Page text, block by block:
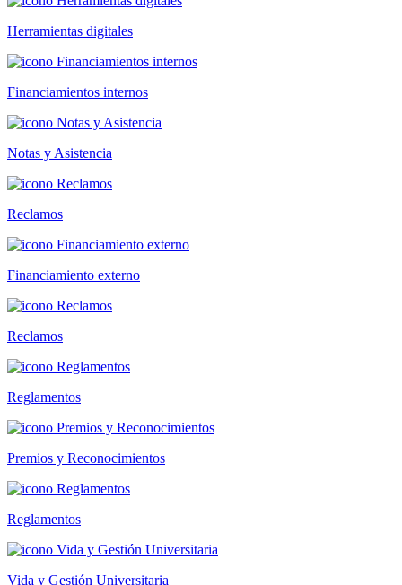
Herramientas digitales
Financiamientos internos
Notas y Asistencia
Reclamos
Financiamiento externo
Reclamos
Reglamentos
Premios y Reconocimientos
Reglamentos
Vida y Gestión Universitaria